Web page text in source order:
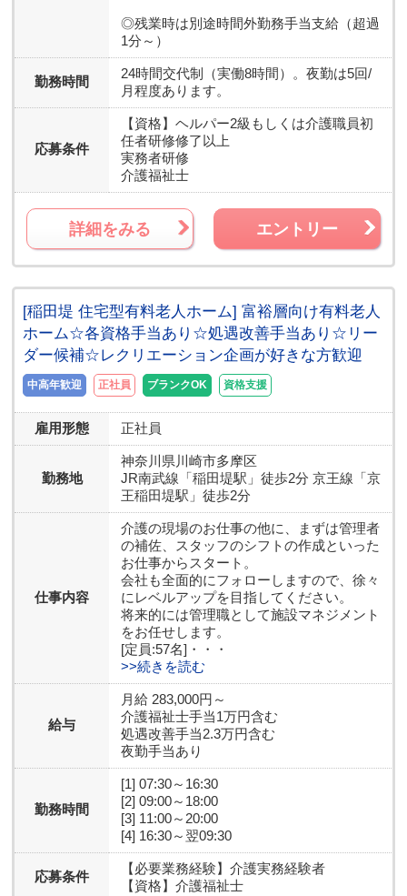
◎残業時は別途時間外勤務手当支給（超過
1分～）
勤務時間
24時間交代制（実働8時間）。夜勤は5回/
月程度あります。
応募条件
【資格】 ヘルパー2級もしくは介護職員初
任者研修修了以上
実務者研修
介護福祉士
詳細をみる エントリー
[稲田堤 住宅型有料老人ホーム] 富裕層向け有料老人
ホーム☆各資格手当あり☆処遇改善手当あり☆リー
ダー候補☆レクリエーション企画が好きな方歓迎
中高年歓迎 正社員 ブランクOK 資格支援
雇用形態 正社員
勤務地
神奈川県 川崎市多摩区
JR南武線「稲田堤駅」徒歩2分 京王線「京
王稲田堤駅」徒歩2分
仕事内容
介護の現場のお仕事の他に、まずは管理者
の補佐、スタッフのシフトの作成といった
お仕事からスタート。
会社も全面的にフォローしますので、徐々
にレベルアップを目指してください。
将来的には管理職として施設マネジメント
をお任せします。
[定員:57名]・・・
>>続きを読む
給与
月給 283,000円～
介護福祉士手当1万円含む
処遇改善手当2.3万円含む
夜勤手当あり
勤務時間
[1] 07:30～16:30
[2] 09:00～18:00
[3] 11:00～20:00
[4] 16:30～翌09:30
応募条件
【必要業務経験】 介護実務経験者
【資格】 介護福祉士